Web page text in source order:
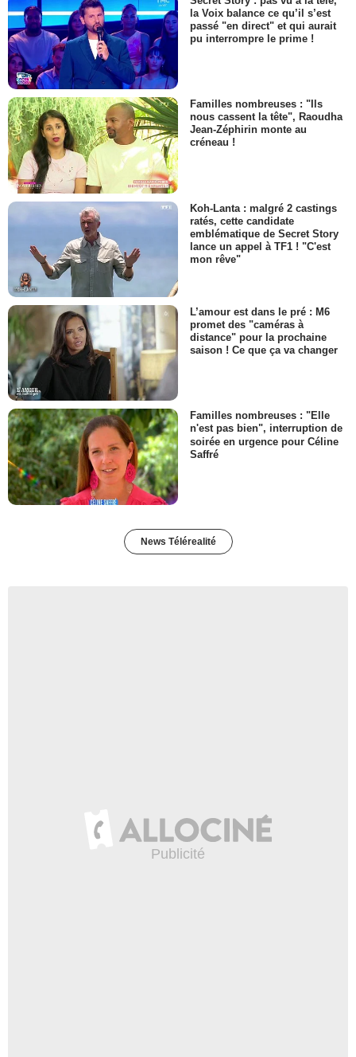
la Voix balance ce qu’il s’est
passé "en direct" et qui aurait
pu interrompre le prime !
Familles nombreuses : "Ils
nous cassent la tête", Raoudha
Jean-Zéphirin monte au
créneau !
Koh-Lanta : malgré 2 castings
ratés, cette candidate
emblématique de Secret Story
lance un appel à TF1 ! "C'est
mon rêve"
L’amour est dans le pré : M6
promet des "caméras à
distance" pour la prochaine
saison ! Ce que ça va changer
Familles nombreuses : "Elle
n'est pas bien", interruption de
soirée en urgence pour Céline
Saffré
News Télérealité